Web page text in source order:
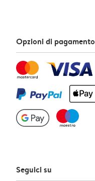
Opzioni di pagamento
Seguici su